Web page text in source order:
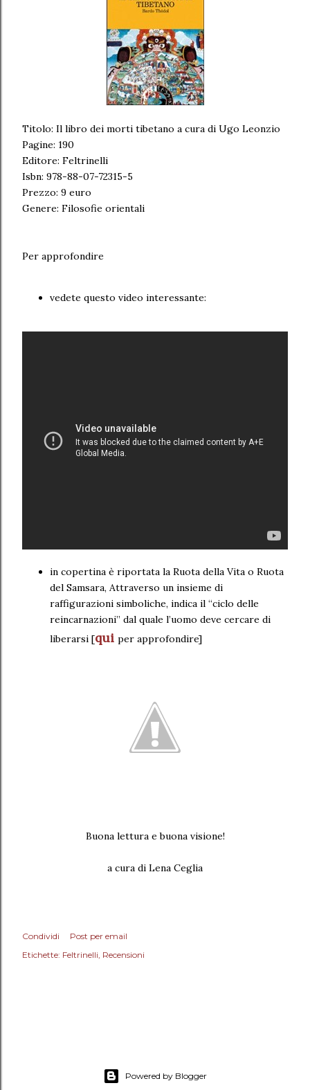
Titolo: Il libro dei morti tibetano a cura di Ugo Leonzio
Pagine: 190
Editore: Feltrinelli
Isbn: 978-88-07-72315-5
Prezzo: 9 euro
Genere: Filosofie orientali
Per approfondire
vedete questo video interessante:
in copertina è riportata la Ruota della Vita o Ruota
del Samsara, Attraverso un insieme di
raffigurazioni simboliche, indica il “ciclo delle
reincarnazioni” dal quale l’uomo deve cercare di
liberarsi [qui per approfondire]
Buona lettura e buona visione!
a cura di Lena Ceglia
Condividi
Post per email
Etichette: Feltrinelli Recensioni
Powered by Blogger